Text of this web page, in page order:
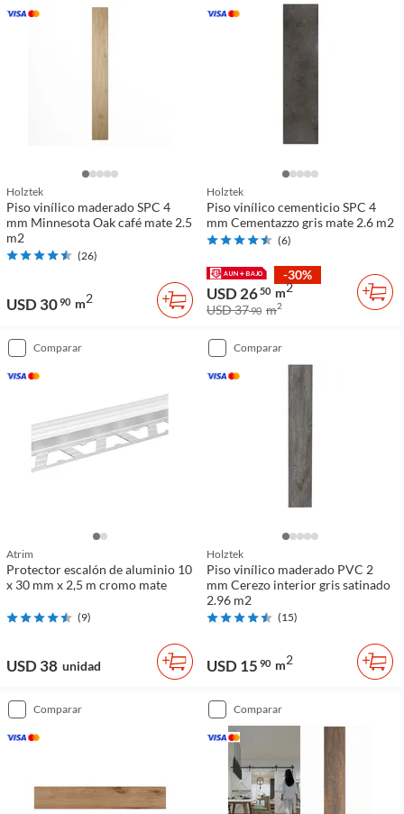
Holztek
Piso vinílico maderado SPC 4
mm Minnesota Oak café mate 2.5
m2
(26)
USD 3090 m2
Holztek
Piso vinílico cementicio SPC 4
mm Cementazzo gris mate 2.6 m2
(6)
-30%
USD 2650 m2
USD 3790 m2
comparar
Atrim
Protector escalón de aluminio 10
x 30 mm x 2,5 m cromo mate
(9)
USD 38 unidad
comparar
Holztek
Piso vinílico maderado PVC 2
mm Cerezo interior gris satinado
2.96 m2
(15)
USD 15 90 m2
comparar comparar